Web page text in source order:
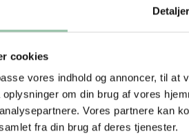
Detaljer
cookies
vores indhold og annoncer, til at
om din brug af vores
Vores partnere kan
fra din brug af deres tjenester.